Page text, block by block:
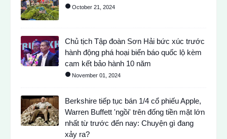
October 21, 2024
Chủ tịch Tập đoàn Sơn Hải bức xúc trước
hành động phá hoại biển báo quốc lộ kèm
cam kết bảo hành 10 năm
November 01, 2024
Berkshire tiếp tục bán 1/4 cổ phiếu Apple,
Warren Buffett 'ngồi' trên đống tiền mặt lớn
nhất từ ​​trước đến nay: Chuyện gì đang
xảy ra?